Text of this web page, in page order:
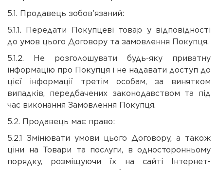
5.1. Продавець зобов’язаний:
5.1.1. Передати Покупцеві товар у відповідності
до умов цього Договору та замовлення Покупця.
5.1.2. Не розголошувати будь-яку приватну
інформацію про Покупця і не надавати доступ до
цієї інформації третім особам, за винятком
випадків, передбачених законодавством та під
час виконання Замовлення Покупця.
5.2. Продавець має право:
5.2.1 Змінювати умови цього Договору, а також
ціни на Товари та послуги, в односторонньому
порядку, розміщуючи їх на сайті Інтернет-